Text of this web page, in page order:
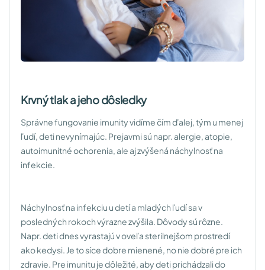
Krvný tlak a jeho dôsledky
Správne fungovanie imunity vidíme čím ďalej, tým u menej
ľudí, deti nevynímajúc. Prejavmi sú napr. alergie, atopie,
autoimunitné ochorenia, ale aj zvýšená náchylnosť na
infekcie.
Náchylnosť na infekciu u detí a mladých ľudí sa v
posledných rokoch výrazne zvýšila. Dôvody sú rôzne.
Napr. deti dnes vyrastajú v oveľa sterilnejšom prostredí
ako kedysi. Je to síce dobre mienené, no nie dobré pre ich
zdravie. Pre imunitu je dôležité, aby deti prichádzali do